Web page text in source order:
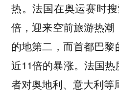
热。法国在奥运赛时
倍，迎来空前旅游热潮
的地第二，而首都巴
近11倍的暴涨。法国
者对奥地利、意大利等